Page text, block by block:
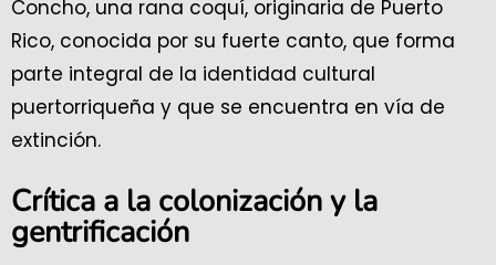
Concho, una rana coquí, originaria de Puerto
Rico, conocida por su fuerte canto, que forma
parte integral de la identidad cultural
puertorriqueña y que se encuentra en vía de
extinción.
Crítica a la colonización y la
gentrificación